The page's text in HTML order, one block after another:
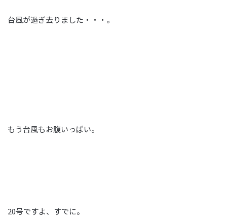
台風が過ぎ去りました・・・。
もう台風もお腹いっぱい。
20号ですよ、すでに。